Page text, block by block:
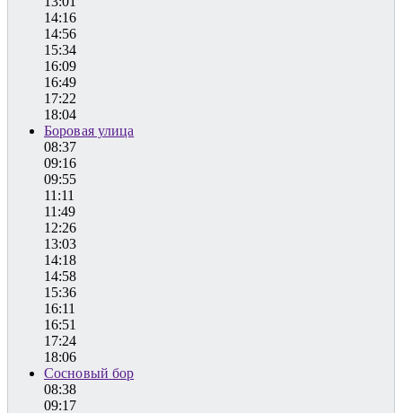
14:16
14:56
15:34
16:09
16:49
17:22
18:04
Боровая улица
08:37
09:16
09:55
11:11
11:49
12:26
13:03
14:18
14:58
15:36
16:11
16:51
17:24
18:06
Сосновый бор
08:38
09:17